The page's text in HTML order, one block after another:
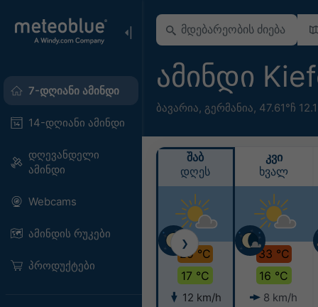
7-დღიანი ამინდი
14-დღიანი ამინდი
დღევანდელი
ამინდი
Webcams
ამინდის რუკები
პროდუქტები
ამინდი
ბავარია, გერმანია, 47.61°ჩ
ᲨᲐᲑ
დღეს
29 °C
17 °C
12 km/h
ᲙᲕᲘ
ხვალ
33 °C
16 °C
8 km/h
❯